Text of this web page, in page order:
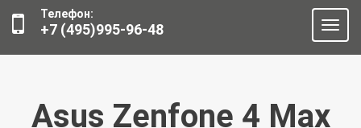
Телефон:
+7 (495)995-96-48
Asus Zenfone 4 Max